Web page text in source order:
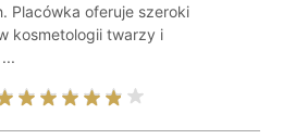
Placówka oferuje szeroki
kosmetologii twarzy i